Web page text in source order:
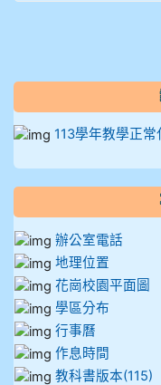
113學年教學正常
辦公室電話
地理位置
花崗校園平面圖
學區分布
行事曆
作息時間
教科書版本(115)